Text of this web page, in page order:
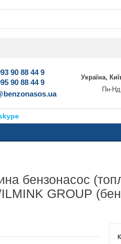
90 88 44 9
90 88 44 9
Україна,
Пн-
бензонасос
GROUP